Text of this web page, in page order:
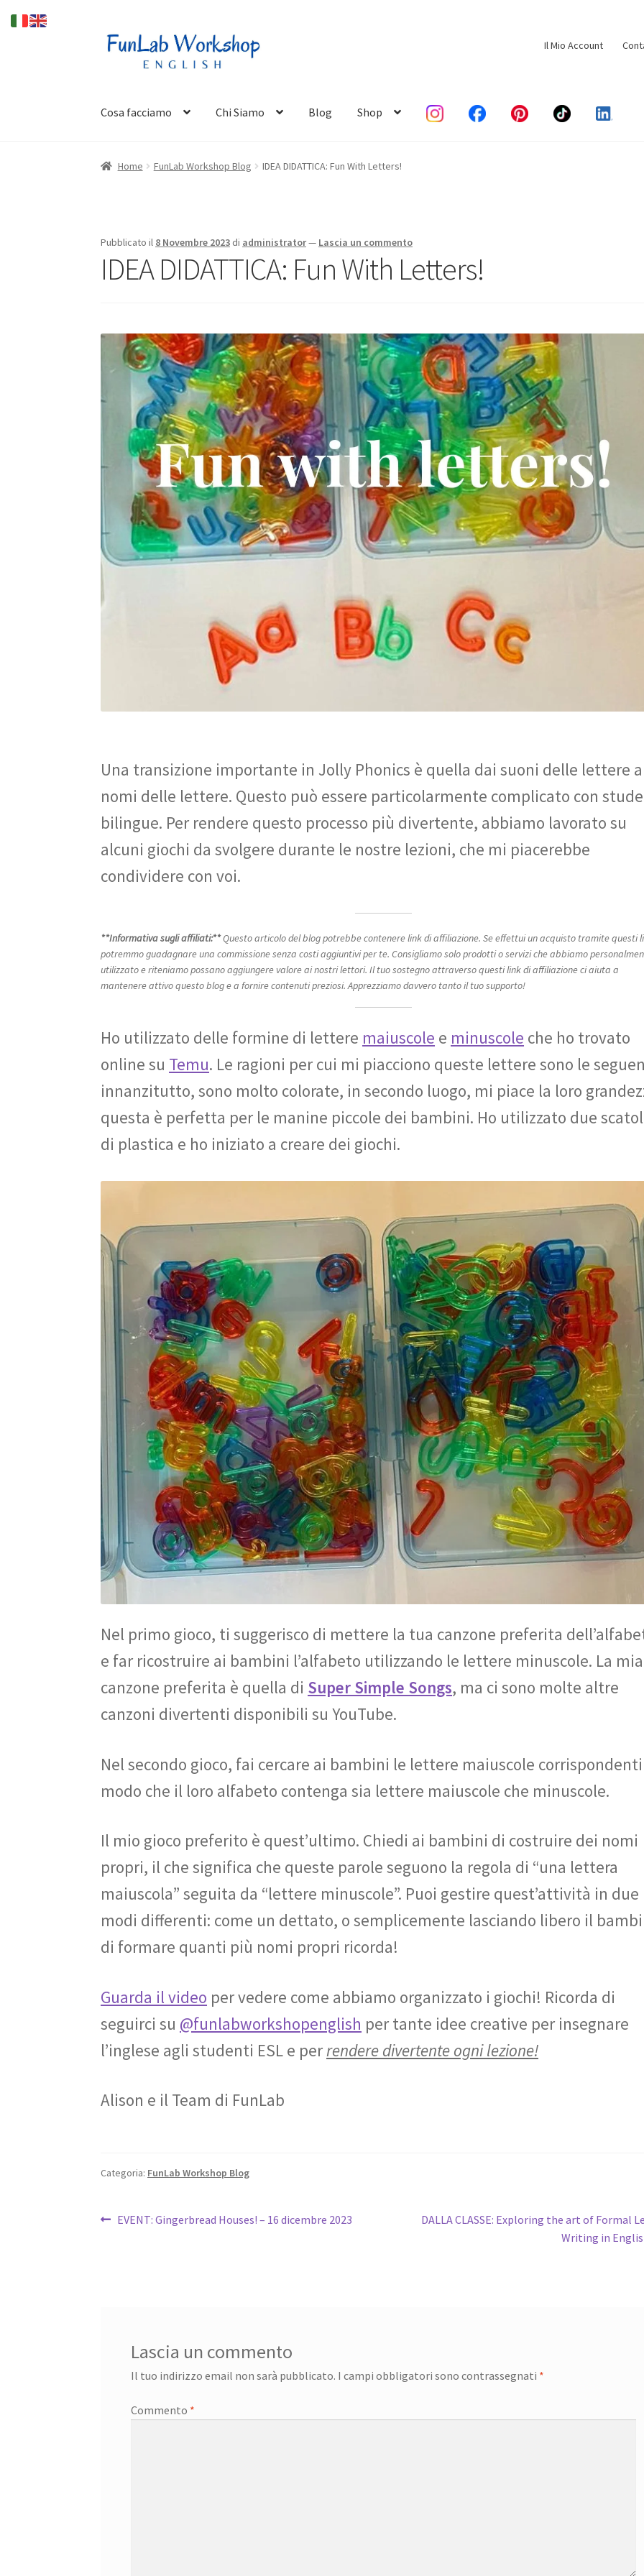
Vai
alla
navigazione
Vai
al
contenuto
Il Mio Account
Cosa facciamo Chi Siamo Blog Shop
Home FunLab Workshop Blog IDEA DIDATTICA: Fun With Letters!
Pubblicato il 8 Novembre 2023 di administrator— Lascia un commento
IDEA DIDATTICA: Fun With Letters!
Una transizione importante in Jolly Phonics è quella dai suoni delle lettere
nomi delle lettere. Questo può essere particolarmente complicato con
bilingue. Per rendere questo processo più divertente, abbiamo lavorato su
alcuni giochi da svolgere durante le nostre lezioni, che mi piacerebbe
condividere con voi.
**Informativa sugli affiliati:**Questo articolo del blog potrebbe contenere link di affiliazione. Se effettui un acquisto tramite questi
potremmo guadagnare una commissione senza costi aggiuntivi per te. Consigliamo solo prodotti o servizi che abbiamo
utilizzato e riteniamo possano aggiungere valore ai nostri lettori. Il tuo sostegno attraverso questi link di affiliazione ci aiuta a
mantenere attivo questo blog e a fornire contenuti preziosi. Apprezziamo davvero tanto il tuo supporto!
Ho utilizzato delle formine di lettere maiuscole e minuscole che ho trovato
online su Temu. Le ragioni per cui mi piacciono queste lettere sono le
innanzitutto, sono molto colorate, in secondo luogo, mi piace la loro
questa è perfetta per le manine piccole dei bambini. Ho utilizzato due
di plastica e ho iniziato a creare dei giochi.
Nel primo gioco, ti suggerisco di mettere la tua canzone preferita
e far ricostruire ai bambini l’alfabeto utilizzando le lettere minuscole. La mia
canzone preferita è quella di Super Simple Songs, ma ci sono molte altre
canzoni divertenti disponibili su YouTube.
Nel secondo gioco, fai cercare ai bambini le lettere maiuscole
modo che il loro alfabeto contenga sia lettere maiuscole che minuscole.
Il mio gioco preferito è quest’ultimo. Chiedi ai bambini di costruire dei nomi
propri, il che significa che queste parole seguono la regola di “una lettera
maiuscola” seguita da “lettere minuscole”. Puoi gestire quest’attività in due
modi differenti: come un dettato, o semplicemente lasciando libero il
di formare quanti più nomi propri ricorda!
Guarda il video per vedere come abbiamo organizzato i giochi! Ricorda di
seguirci su @funlabworkshopenglish per tante idee creative per insegnare
l’inglese agli studenti ESL e per rendere divertente ogni lezione!
Alison e il Team di FunLab
Categoria: FunLab Workshop Blog
Navigazione
Articolo
EVENT: Gingerbread Houses! – 16 dicembre 2023
Articolo
DALLA CLASSE: Exploring the art of Formal
Writing in
Lascia un commento
Il tuo indirizzo email non sarà pubblicato. I campi obbligatori sono contrassegnati *
Commento *